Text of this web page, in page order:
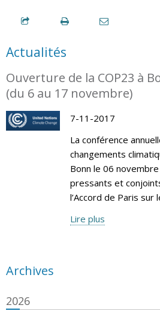
Actualités
Ouverture de la COP23 à
(du 6 au 17 novembre)
7-11-2017
La conférence
changements
Bonn le 06
pressants et
l’Accord de Paris sur
Lire plus
Archives
2026